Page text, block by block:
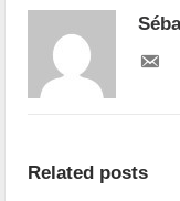
Related posts